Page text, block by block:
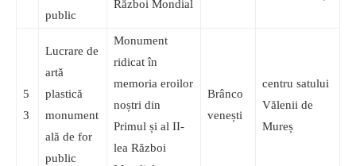
public
Război Mondial
5
3
Lucrare de
artă
plastică
monument
ală de for
public
Monument
ridicat în
memoria eroilor
noștri din
Primul și al II-
lea Război
Brânco
venești
centru satului
Vălenii de
Mureș